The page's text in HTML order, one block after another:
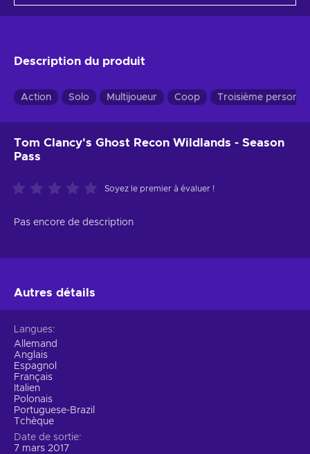
Description du produit
Action Solo Multijoueur Coop Troisième personne
Tom Clancy's Ghost Recon Wildlands - Season
Pass
Soyez le premier à évaluer !
Pas encore de description
Autres détails
Langues
Allemand
Anglais
Espagnol
Français
Italien
Polonais
Portuguese-Brazil
Tchèque
Date de sortie
7 mars 2017